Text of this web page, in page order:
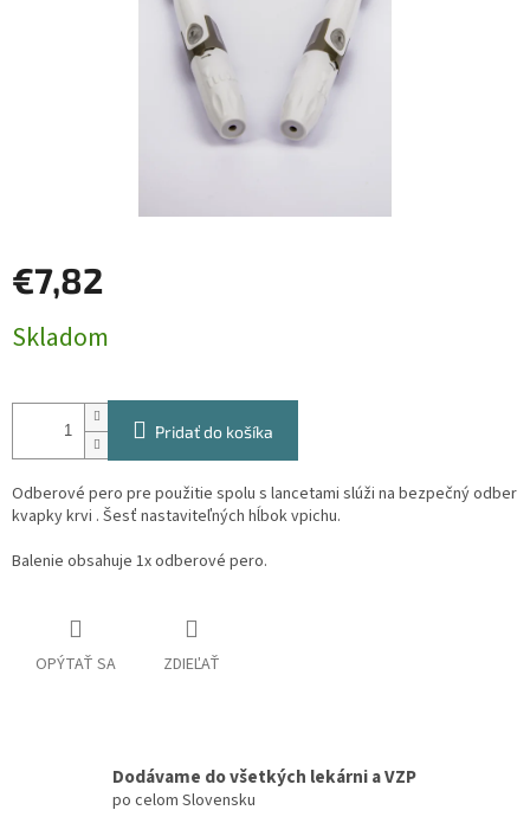
€7,82
cena:
Skladom
Pridať do košíka
Odberové pero pre použitie spolu s lancetami slúži na bezpečný odber
kvapky krvi . Šesť nastaviteľných hĺbok vpichu.
Balenie obsahuje 1x odberové pero.
OPÝTAŤ SA ZDIEĽAŤ
Dodávame do všetkých lekárni a VZP
po celom Slovensku